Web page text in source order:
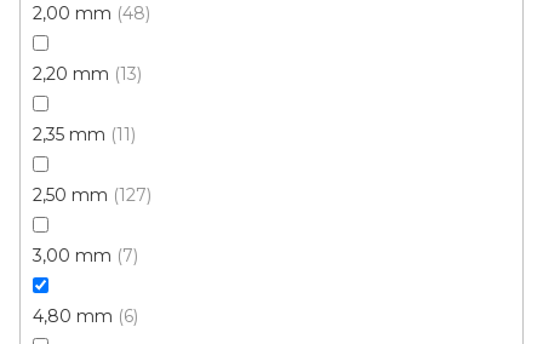
2,00 mm 48
2,20 mm 13
2,35 mm 11
2,50 mm 127
3,00 mm 7
4,80 mm 6